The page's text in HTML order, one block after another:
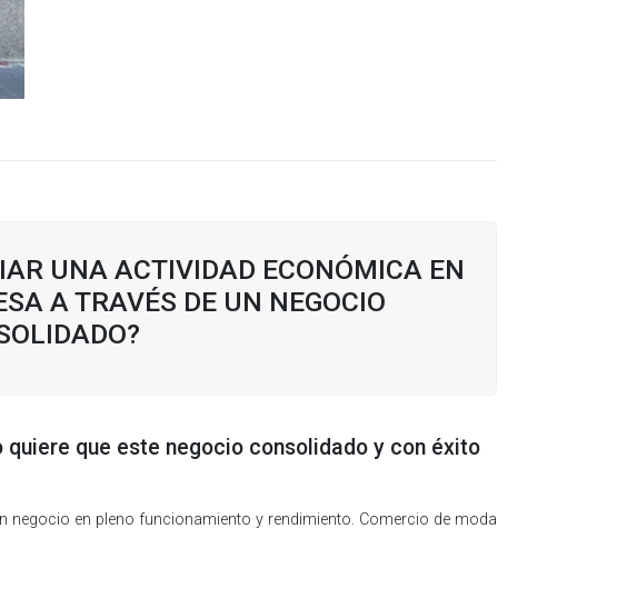
UNA ACTIVIDAD ECONÓMICA EN
A TRAVÉS DE UN NEGOCIO
que este negocio consolidado y con éxito
negocio en pleno funcionamiento y rendimiento. Comercio de moda